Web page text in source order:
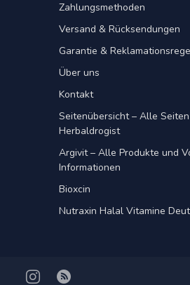
Zahlungsmethoden
Versand & Rücksendungen
Garantie &
Über uns
Kontakt
Seitenübersicht – Alle
Herbaldrogist
Argivit – Alle Produkte und
Informationen
Bioxcin
Nutraxin Halal Vitamine